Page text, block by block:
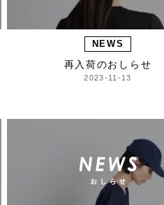
NEWS
再入荷のおしらせ
2023-11-13